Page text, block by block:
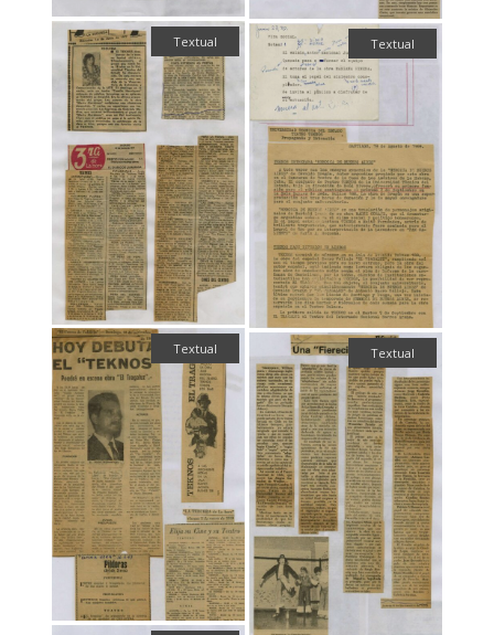
Textual Textual
Textual Textual